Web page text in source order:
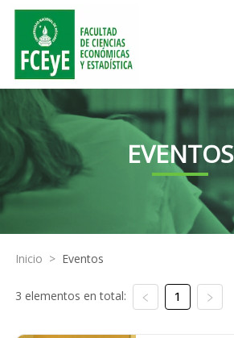
EVENTOS
Inicio > Eventos
3 elementos en total: 1